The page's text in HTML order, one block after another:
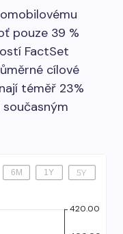
pouze 39 %
FactSet
cílové
téměř 23%